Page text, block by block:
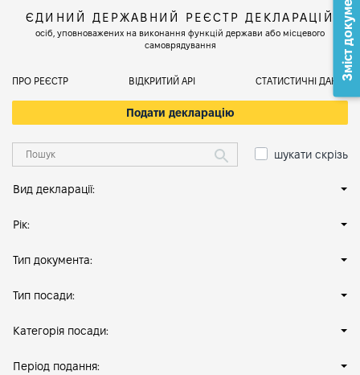
ЄДИНИЙ ДЕРЖАВНИЙ РЕЄСТР ДЕКЛАРАЦІЙ
осіб, уповноважених на виконання функцій держави або місцевого
самоврядування
ПРО РЕЄСТР ВІДКРИТИЙ АРІ СТАТИСТИЧНІ ДАНІ
Подати декларацію
шукати скрізь
Вид декларації:
Рік:
Тип документа:
Тип посади:
Категорія посади:
Період подання:
Зміст документа